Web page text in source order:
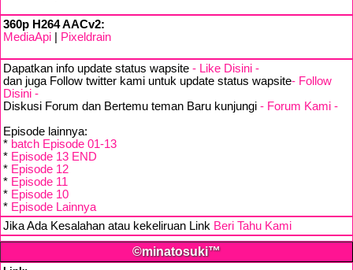
360p H264 AACv2:
MediaApi
Pixeldrain
Dapatkan info update status wapsite - Like Disini -
dan juga Follow twitter kami untuk update status wapsite- Follow
Disini -
Diskusi Forum dan Bertemu teman Baru kunjungi - Forum Kami -
Episode lainnya:
* batch Episode 01-13
* Episode 13 END
* Episode 12
* Episode 11
* Episode 10
* Episode Lainnya
Jika Ada Kesalahan atau kekeliruan Link Beri Tahu Kami
©minatosuki™